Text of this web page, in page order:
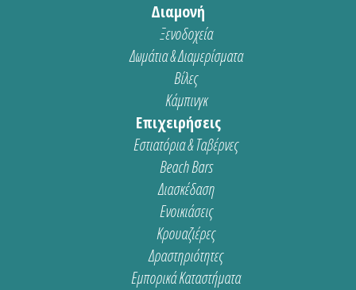
Διαμονή
Ξενοδοχεία
Δωμάτια & Διαμερίσματα
Βίλες
Κάμπινγκ
Επιχειρήσεις
Εστιατόρια & Ταβέρνες
Beach Bars
Διασκέδαση
Ενοικιάσεις
Κρουαζιέρες
Δραστηριότητες
Εμπορικά Καταστήματα